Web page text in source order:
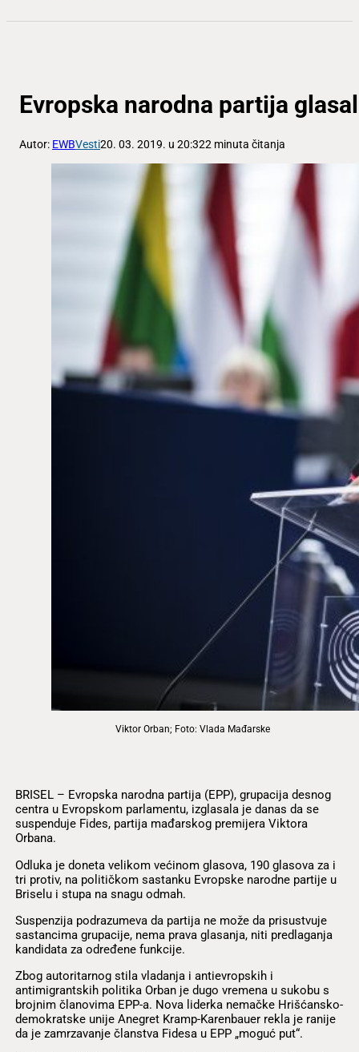
Evropska narodna partija
Autor: EWBVesti20. 03. 2019. u 20:322 minuta čitanja
Viktor Orban; Foto: Vlada Mađarske
BRISEL – Evropska narodna partija (EPP), grupacija desnog
centra u Evropskom parlamentu, izglasala je danas da se
suspenduje Fides, partija mađarskog premijera Viktora
Orbana.
Odluka je doneta velikom većinom glasova, 190 glasova za i
tri protiv, na političkom sastanku Evropske narodne partije u
Briselu i stupa na snagu odmah.
Suspenzija podrazumeva da partija ne može da prisustvuje
sastancima grupacije, nema prava glasanja, niti predlaganja
kandidata za određene funkcije.
Zbog autoritarnog stila vladanja i antievropskih i
antimigrantskih politika Orban je dugo vremena u sukobu s
brojnim članovima EPP-a. Nova liderka nemačke Hrišćansko-
demokratske unije Anegret Kramp-Karenbauer rekla je ranije
da je zamrzavanje članstva Fidesa u EPP „moguć put“.